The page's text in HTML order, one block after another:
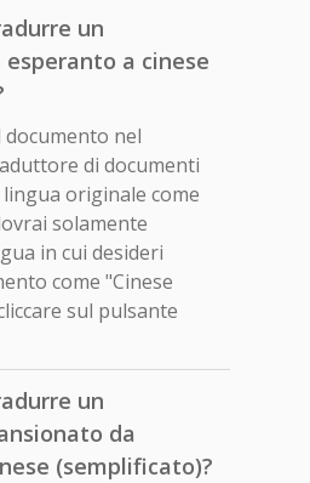
un
a cinese
documento nel
di documenti
originale come
solamente
in cui desideri
come "Cinese
sul pulsante
un
da
(semplificato)?